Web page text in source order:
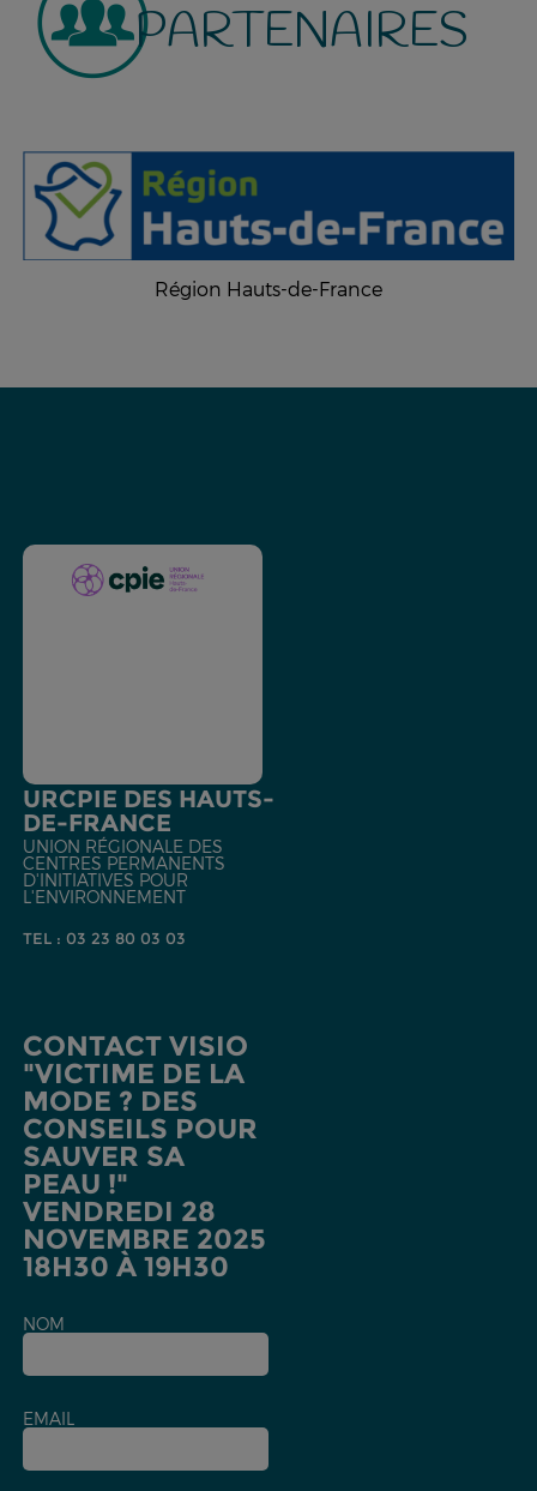
PARTENAIRES
Région Hauts-de-France
URCPIE DES HAUTS-
DE-FRANCE
UNION RÉGIONALE DES
CENTRES PERMANENTS
D'INITIATIVES POUR
L'ENVIRONNEMENT
TEL : 03 23 80 03 03
CONTACT VISIO
"VICTIME DE LA
MODE ? DES
CONSEILS POUR
SAUVER SA
PEAU !"
VENDREDI 28
NOVEMBRE 2025
18H30 À 19H30
NOM
EMAIL